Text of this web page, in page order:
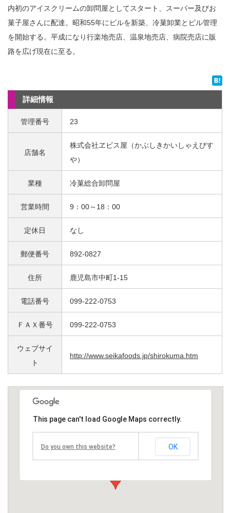
内初のアイスクリームの卸問屋としてスタート、スーパー及びお
菓子屋さんに配達。昭和55年にビルを新築、冷菓卸業とビル管理
を開始する。平成になり行楽地売店、温泉地売店、病院売店に販
路を広げ現在に至る。
詳細情報
管理番号 23
店舗名
株式会社ヱビス屋（かぶしきかいしゃえびす
や）
業種 冷菓総合卸問屋
営業時間 9：00～18：00
定休日 なし
郵便番号 892-0827
住所 鹿児島市中町1-15
電話番号 099-222-0753
ＦＡＸ番号 099-222-0753
ウェブサイ
ト
http://www.seikafoods.jp/shirokuma.htm
This page can't load Google Maps correctly.
Do you own this website? OK